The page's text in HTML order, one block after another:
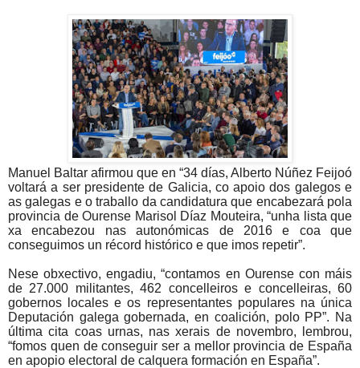
Manuel Baltar afirmou que en “34 días, Alberto Núñez Feijoó
voltará a ser presidente de Galicia, co apoio dos galegos e
as galegas e o traballo da candidatura que encabezará pola
provincia de Ourense Marisol Díaz Mouteira, “unha lista que
xa encabezou nas autonómicas de 2016 e coa que
conseguimos un récord histórico e que imos repetir”.
Nese obxectivo, engadiu, “contamos en Ourense con máis
de 27.000 militantes, 462 concelleiros e concelleiras, 60
gobernos locales e os representantes populares na única
Deputación galega gobernada, en coalición, polo PP”. Na
última cita coas urnas, nas xerais de novembro, lembrou,
“fomos quen de conseguir ser a mellor provincia de España
en apopio electoral de calquera formación en España”.